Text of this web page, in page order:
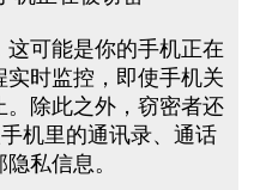
可能是你的手机正在
时监控，即使手机关
除此之外，窃密者还
机里的通讯录、通话
私信息。